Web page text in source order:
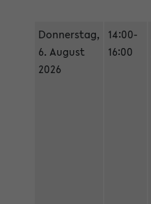
Donnerstag,
6. August
2026
14:00-
16:00